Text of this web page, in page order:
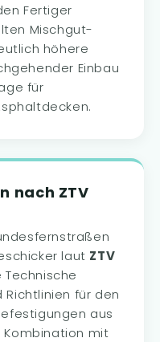
Fertiger
Mischgut-
höhere
Einbau
für
nach ZTV
laut ZTV
Technische
für den
aus
Kombination mit